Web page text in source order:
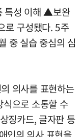
특성 이해 ▲보완
로 구성됐다. 5주
중 실습 중심의 심
의사를 표현하는
으로 소통할 수
징카드, 글자판 등